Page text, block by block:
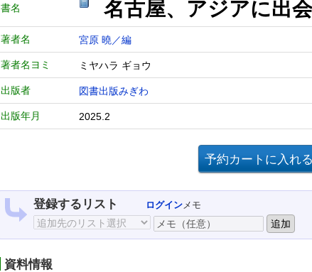
書名 名古屋、アジアに出
著者名 宮原 曉／編
著者名ヨミ ミヤハラ ギョウ
出版者 図書出版みぎわ
出版年月 2025.2
登録するリスト ログインメモ
資料情報